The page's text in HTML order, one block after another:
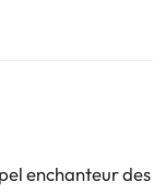
enchanteur des